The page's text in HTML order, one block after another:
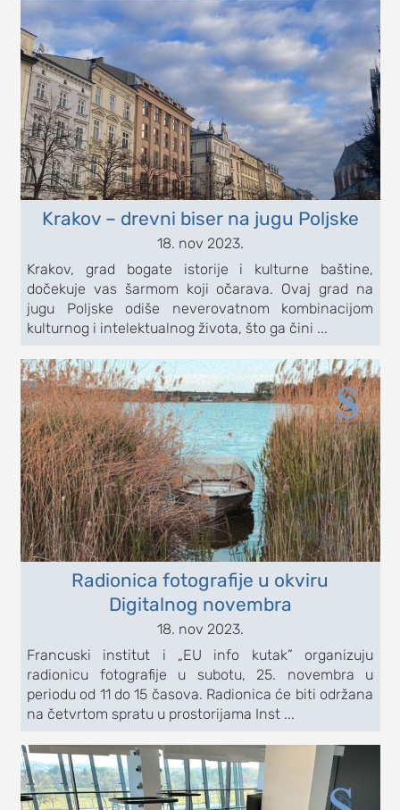
Krakov – drevni biser na jugu Poljske
18. nov 2023.
Krakov, grad bogate istorije i kulturne baštine,
dočekuje vas šarmom koji očarava. Ovaj grad na
jugu Poljske odiše neverovatnom kombinacijom
kulturnog i intelektualnog života, što ga čini ...
Radionica fotografije u okviru
Digitalnog novembra
18. nov 2023.
Francuski institut i „EU info kutak” organizuju
radionicu fotografije u subotu, 25. novembra u
periodu od 11 do 15 časova. Radionica će biti održana
na četvrtom spratu u prostorijama Inst ...